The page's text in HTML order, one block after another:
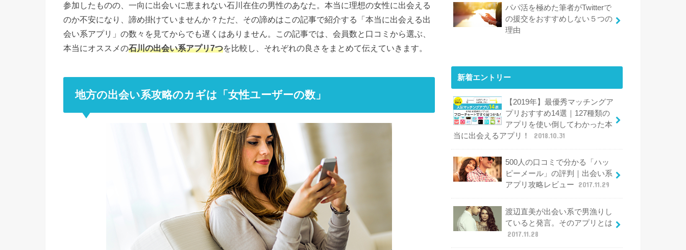
参加したものの、一向に出会いに恵まれない石川在住の男性のあなた。本当に理想の女性に出会える
のか不安になり、諦め掛けていませんか？ただ、その諦めはこの記事で紹介する「本当に出会える出
会い系アプリ」の数々を見てからでも遅くはありません。この記事では、会員数と口コミから選ぶ、
本当にオススメの石川の出会い系アプリ7つを比較し、それぞれの良さをまとめて伝えていきます。
地方の出会い系攻略のカギは「女性ユーザーの数」
パパ活を極めた筆者がTwitterで
の援交をおすすめしない５つの
理由
新着エントリー
【2019年】最優秀マッチングア
プリおすすめ14選｜127種類の
アプリを使い倒してわかった本
当に出会えるアプリ！
2018.10.31
500人の口コミで分かる「ハッ
ピーメール」の評判｜出会い系
アプリ攻略レビュー
2017.11.29
渡辺直美が出会い系で男漁りし
ていると発言。そのアプリとは
2017.11.28